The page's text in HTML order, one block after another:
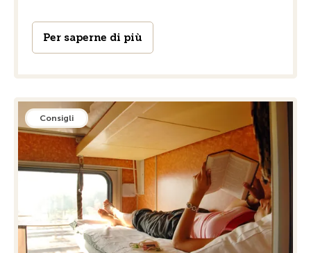
Per saperne di più
Consigli